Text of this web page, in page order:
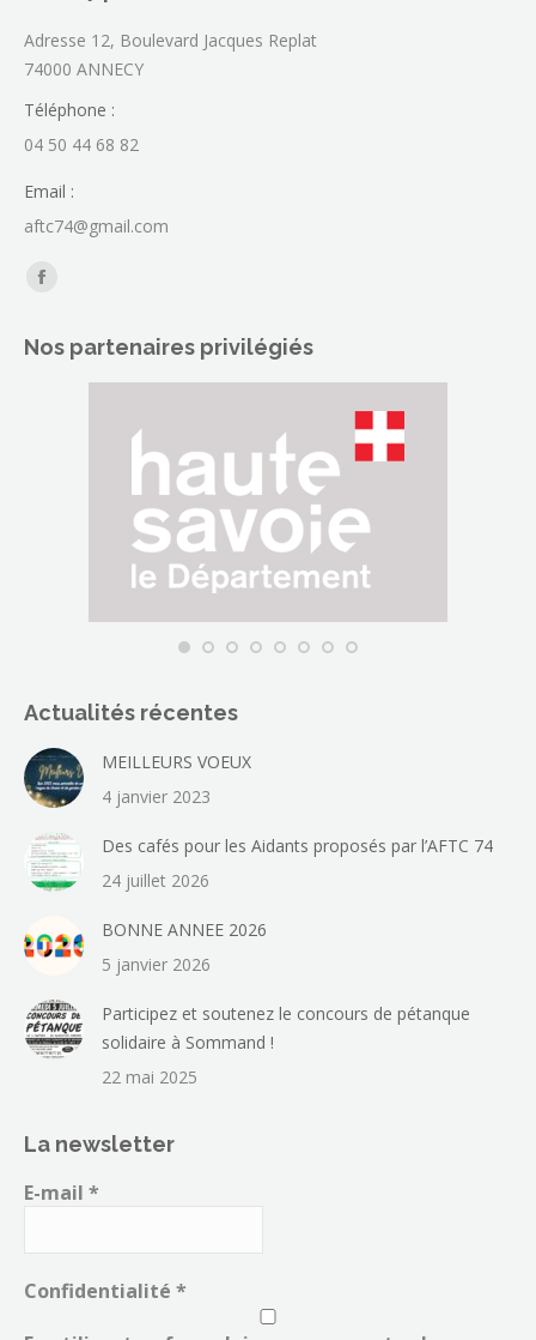
Adresse 12, Boulevard Jacques Replat
74000 ANNECY
Téléphone :
04 50 44 68 82
Email :
aftc74@gmail.com
Trouvez nous sur :
La
Facebook
s'ouvre
Nos partenaires privilégiés
Actualités récentes
MEILLEURS VOEUX
4 janvier 2023
Des cafés pour les Aidants proposés par l’AFTC 74
24 juillet 2026
BONNE ANNEE 2026
5 janvier 2026
Participez et soutenez le concours de pétanque
solidaire à Sommand !
22 mai 2025
La newsletter
E-mail *
Confidentialité *